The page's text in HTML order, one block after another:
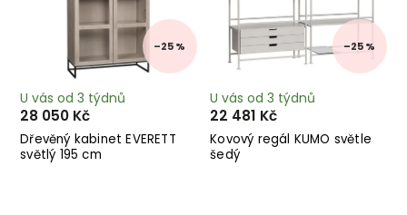
–25 %
Dřevěný kabinet EVERETT
světlý 195 cm
U vás od 3 týdnů
28 050 Kč
–25 %
Kovový regál KUMO světle
šedý
U vás od 3 týdnů
22 481 Kč